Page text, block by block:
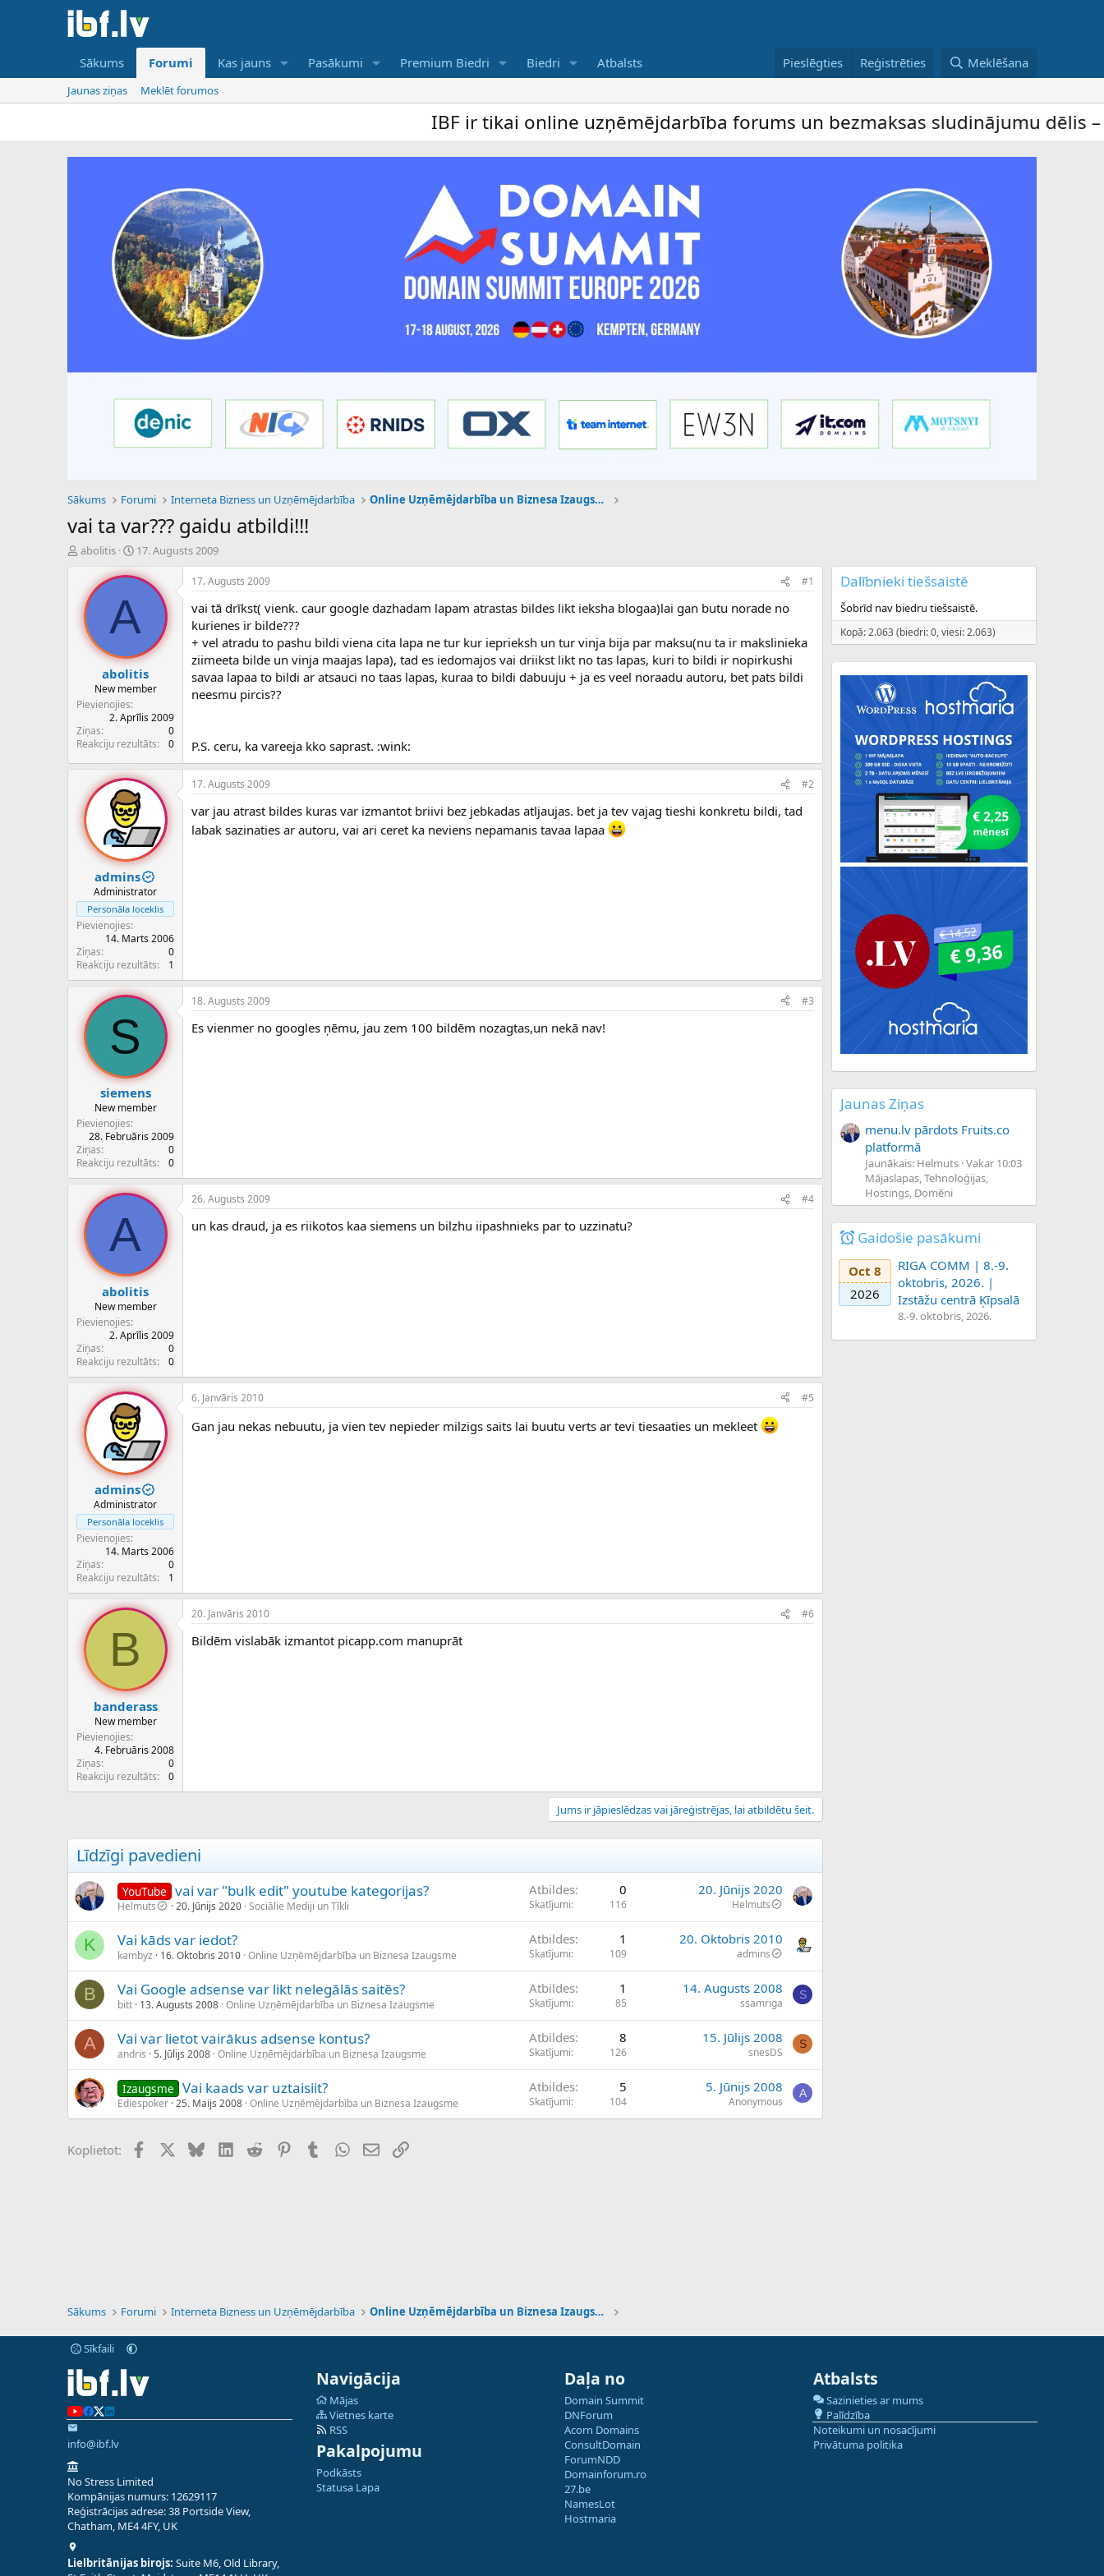
Sākums Forumi Kas jauns Pasākumi Premium Biedri Biedri Atbalsts Pieslēgties Reģistrēties Meklēšana
Jaunas ziņas Meklēt forumos
IBF ir tikai online uzņēmējdarbība forums un bezmaksas sludinājumu dēlis – dalība ir
Sākums Forumi Interneta Bizness un Uzņēmējdarbība Online Uzņēmējdarbība un Biznesa Izaugsme
vai ta var??? gaidu atbildi!!!
P
e
d
e
z
s
ā
c
abolitis
S
k
a
d
a
t
u
m
s
17. Augusts 2009
A
abolitis
New member
Pievienojies
2. Aprīlis 2009
Ziņas
0
Reakciju rezultāts
0
17. Augusts 2009 #1
vai tā drīkst( vienk. caur google dazhadam lapam atrastas bildes likt ieksha blogaa)lai gan butu norade no
kurienes ir bilde???
+ vel atradu to pashu bildi viena cita lapa ne tur kur ieprieksh un tur vinja bija par maksu(nu ta ir makslinieka
ziimeeta bilde un vinja maajas lapa), tad es iedomajos vai driikst likt no tas lapas, kuri to bildi ir nopirkushi
savaa lapaa to bildi ar atsauci no taas lapas, kuraa to bildi dabuuju + ja es veel noraadu autoru, bet pats bildi
neesmu pircis??
P.S. ceru, ka vareeja kko saprast. :wink:
admins
Administrator
Personāla loceklis
Pievienojies
14. Marts 2006
Ziņas
0
Reakciju rezultāts
1
17. Augusts 2009 #2
var jau atrast bildes kuras var izmantot briivi bez jebkadas atljaujas. bet ja tev vajag tieshi konkretu bildi, tad
labak sazinaties ar autoru, vai ari ceret ka neviens nepamanis tavaa lapaa
S
siemens
New member
Pievienojies
28. Februāris 2009
Ziņas
0
Reakciju rezultāts
0
18. Augusts 2009 #3
Es vienmer no googles ņēmu, jau zem 100 bildēm nozagtas,un nekā nav!
A
abolitis
New member
Pievienojies
2. Aprīlis 2009
Ziņas
0
Reakciju rezultāts
0
26. Augusts 2009 #4
un kas draud, ja es riikotos kaa siemens un bilzhu iipashnieks par to uzzinatu?
admins
Administrator
Personāla loceklis
Pievienojies
14. Marts 2006
Ziņas
0
Reakciju rezultāts
1
6. Janvāris 2010 #5
Gan jau nekas nebuutu, ja vien tev nepieder milzigs saits lai buutu verts ar tevi tiesaaties un mekleet
B
banderass
New member
Pievienojies
4. Februāris 2008
Ziņas
0
Reakciju rezultāts
0
20. Janvāris 2010 #6
Bildēm vislabāk izmantot picapp.com manuprāt
Jums ir jāpieslēdzas vai jāreģistrējas, lai atbildētu šeit.
Līdzīgi pavedieni
YouTube vai var "bulk edit" youtube kategorijas?
Helmuts 20. Jūnijs 2020 Sociālie Mediji un Tīkli
Atbildes 0
Skatījumi 116
20. Jūnijs 2020
Helmuts
K Vai kāds var iedot?
kambyz 16. Oktobris 2010 Online Uzņēmējdarbība un Biznesa Izaugsme
Atbildes 1
Skatījumi 109
20. Oktobris 2010
admins
B Vai Google adsense var likt nelegālās saitēs?
bitt 13. Augusts 2008 Online Uzņēmējdarbība un Biznesa Izaugsme
Atbildes 1
Skatījumi 85
14. Augusts 2008
ssamriga
S
A Vai var lietot vairākus adsense kontus?
andris 5. Jūlijs 2008 Online Uzņēmējdarbība un Biznesa Izaugsme
Atbildes 8
Skatījumi 126
15. Jūlijs 2008
snesDS
S
Izaugsme Vai kaads var uztaisiit?
Ediespoker 25. Maijs 2008 Online Uzņēmējdarbība un Biznesa Izaugsme
Atbildes 5
Skatījumi 104
5. Jūnijs 2008
Anonymous
A
Koplietot: FacebookX (Twitter)
BlueskyLinkedIn
Reddit PinterestTumblrWhatsApp
E-pastsSaiti
Dalībnieki tiešsaistē
Šobrīd nav biedru tiešsaistē.
Kopā: 2.063 (biedri: 0, viesi: 2.063)
Jaunas Ziņas
menu.lv pārdots Fruits.co
platformā
Jaunākais: Helmuts Vakar 10:03
Mājaslapas, Tehnoloģijas,
Hostings, Domēni
Gaidošie pasākumi
Oct 8
2026
RIGA COMM | 8.-9.
oktobris, 2026. |
Izstāžu centrā Ķīpsalā
8.-9. oktobris, 2026.
Sākums Forumi Interneta Bizness un Uzņēmējdarbība Online Uzņēmējdarbība un Biznesa Izaugsme
Sīkfaili
info@ibf.lv
No Stress Limited
Kompānijas numurs: 12629117
Reģistrācijas adrese: 38 Portside View,
Chatham, ME4 4FY, UK
Lielbritānijas birojs: Suite M6, Old Library,
Navigācija
Mājas
Vietnes karte
RSS
Pakalpojumu
Podkāsts
Statusa Lapa
Daļa no
Domain Summit
DNForum
Acorn Domains
ConsultDomain
ForumNDD
Domainforum.ro
27.be
NamesLot
Hostmaria
Atbalsts
Sazinieties ar mums
Palīdzība
Noteikumi un nosacījumi
Privātuma politika